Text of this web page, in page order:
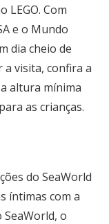
LEGO. Com
e o Mundo
dia cheio de
a visita, confira a
altura mínima
as crianças.
do SeaWorld
íntimas com a
o